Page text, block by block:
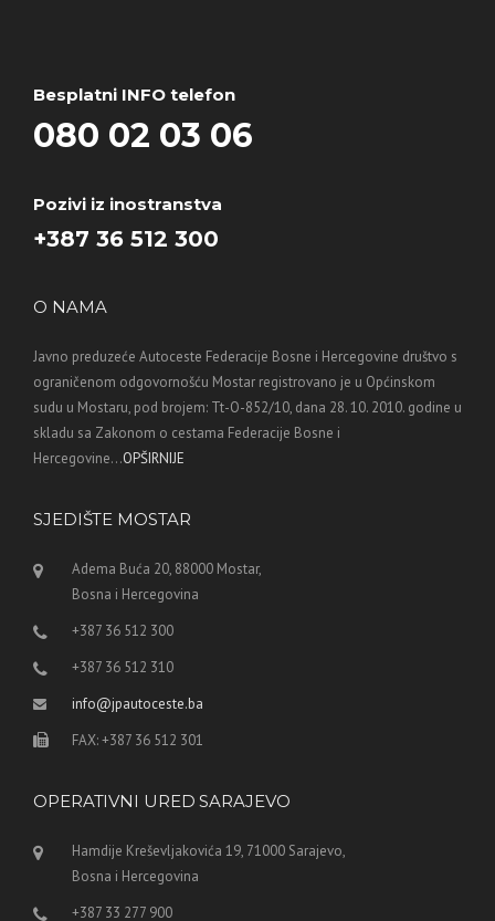
Besplatni INFO telefon
080 02 03 06
Pozivi iz inostranstva
+387 36 512 300
O NAMA
Javno preduzeće Autoceste Federacije Bosne i Hercegovine društvo s
ograničenom odgovornošću Mostar registrovano je u Općinskom
sudu u Mostaru, pod brojem: Tt-O-852/10, dana 28. 10. 2010. godine u
skladu sa Zakonom o cestama Federacije Bosne i
Hercegovine...OPŠIRNIJE
SJEDIŠTE MOSTAR
Adema Buća 20, 88000 Mostar,
Bosna i Hercegovina
+387 36 512 300
+387 36 512 310
info@jpautoceste.ba
FAX: +387 36 512 301
OPERATIVNI URED SARAJEVO
Hamdije Kreševljakovića 19, 71000 Sarajevo,
Bosna i Hercegovina
+387 33 277 900